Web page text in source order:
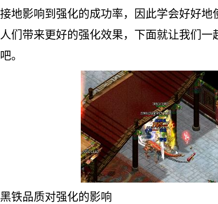
接地影响到强化的成功率，因此学会好好地
人们带来更好的强化效果，下面就让我们一
吧。
黑铁品质对强化的影响